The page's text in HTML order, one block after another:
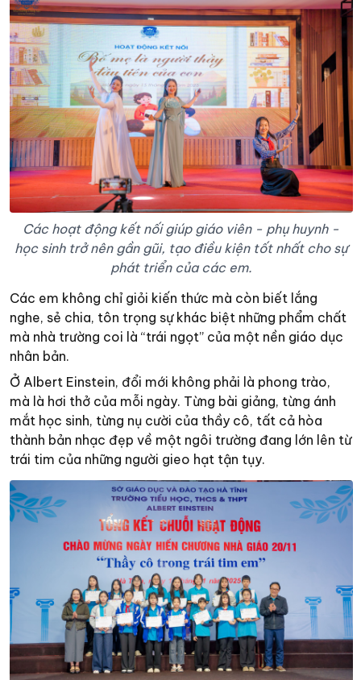
Các hoạt động kết nối giúp giáo viên - phụ huynh -
học sinh trở nên gần gũi, tạo điều kiện tốt nhất cho sự
phát triển của các em.
Các em không chỉ giỏi kiến thức mà còn biết lắng
nghe, sẻ chia, tôn trọng sự khác biệt những phẩm chất
mà nhà trường coi là “trái ngọt” của một nền giáo dục
nhân bản.
Ở Albert Einstein, đổi mới không phải là phong trào,
mà là hơi thở của mỗi ngày. Từng bài giảng, từng ánh
mắt học sinh, từng nụ cười của thầy cô, tất cả hòa
thành bản nhạc đẹp về một ngôi trường đang lớn lên từ
trái tim của những người gieo hạt tận tụy.